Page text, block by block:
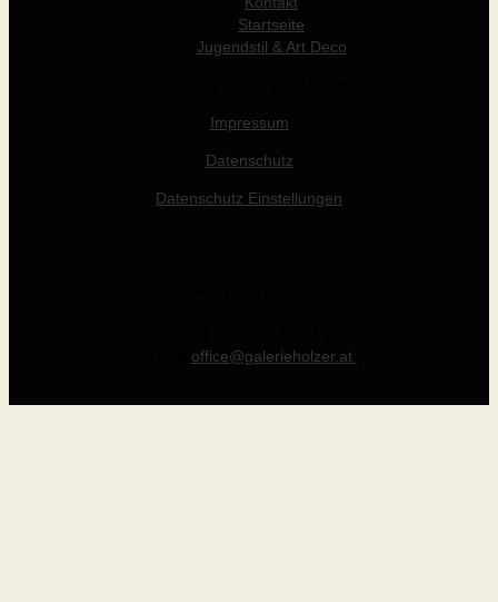
Startseite
Jugendstil & Art Deco
Impressum
Datenschutz
Datenschutz Einstellungen
office@galerieholzer.at